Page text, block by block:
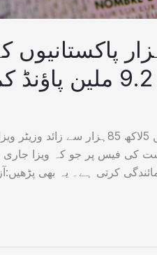
سال میں 72ہزار
برطانیہ نے ایک سال میں دنیا بھر
127پائونڈ درخواست کی فیس پر جو کہ